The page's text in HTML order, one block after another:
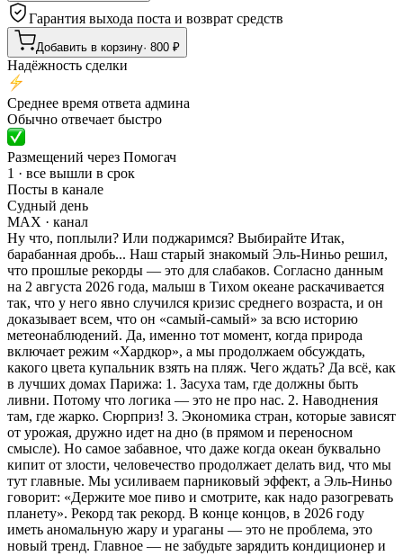
Гарантия выхода поста и возврат средств
Добавить в корзину· 800 ₽
Надёжность сделки
Среднее время ответа админа
Обычно отвечает быстро
Размещений через Помогач
1 · все вышли в срок
Посты в канале
Судный день
MAX · канал
Ну что, поплыли? Или поджаримся? Выбирайте Итак,
барабанная дробь... Наш старый знакомый Эль-Ниньо решил,
что прошлые рекорды — это для слабаков. Согласно данным
на 2 августа 2026 года, малыш в Тихом океане раскачивается
так, что у него явно случился кризис среднего возраста, и он
доказывает всем, что он «самый-самый» за всю историю
метеонаблюдений. Да, именно тот момент, когда природа
включает режим «Хардкор», а мы продолжаем обсуждать,
какого цвета купальник взять на пляж. Чего ждать? Да всё, как
в лучших домах Парижа: 1. Засуха там, где должны быть
ливни. Потому что логика — это не про нас. 2. Наводнения
там, где жарко. Сюрприз! 3. Экономика стран, которые зависят
от урожая, дружно идет на дно (в прямом и переносном
смысле). Но самое забавное, что даже когда океан буквально
кипит от злости, человечество продолжает делать вид, что мы
тут главные. Мы усиливаем парниковый эффект, а Эль-Ниньо
говорит: «Держите мое пиво и смотрите, как надо разогревать
планету». Рекорд так рекорд. В конце концов, в 2026 году
иметь аномальную жару и ураганы — это не проблема, это
новый тренд. Главное — не забудьте зарядить кондиционер и